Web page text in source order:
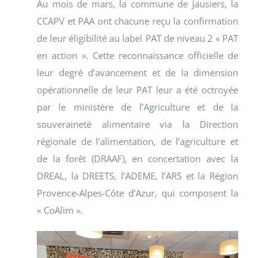
Au mois de mars, la commune de Jausiers, la
CCAPV et PAA ont chacune reçu la confirmation
de leur éligibilité au label PAT de niveau 2 « PAT
en action ». Cette reconnaissance officielle de
leur degré d’avancement et de la dimension
opérationnelle de leur PAT leur a été octroyée
par le ministère de l’Agriculture et de la
souveraineté alimentaire via la Direction
régionale de l’alimentation, de l’agriculture et
de la forêt (DRAAF), en concertation avec la
DREAL, la DREETS, l’ADEME, l’ARS et la Région
Provence-Alpes-Côte d’Azur, qui composent la
« CoAlim ».